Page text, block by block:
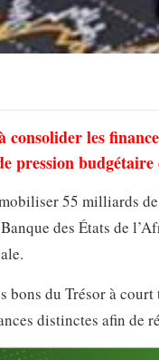
les
pression budgétaire
55 milliards
des États de
bons du Trésor à
distinctes afin de